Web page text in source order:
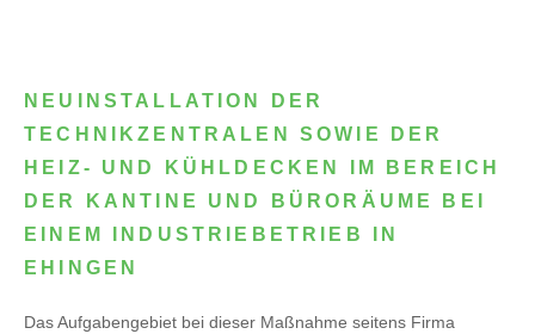
NEUINSTALLATION DER
TECHNIKZENTRALEN SOWIE DER
HEIZ- UND KÜHLDECKEN IM BEREICH
DER KANTINE UND BÜRORÄUME BEI
EINEM INDUSTRIEBETRIEB IN
EHINGEN
Das Aufgabengebiet bei dieser Maßnahme seitens Firma